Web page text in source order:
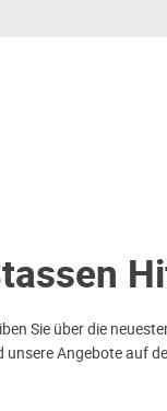
Sie über die
unsere Angebote auf